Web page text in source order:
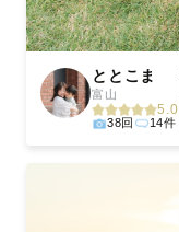
ととこま
富山
5.0
38回 14件